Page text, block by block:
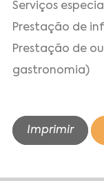
Serviços
Prestação de
Prestação de
gastronomia)
Imprimir